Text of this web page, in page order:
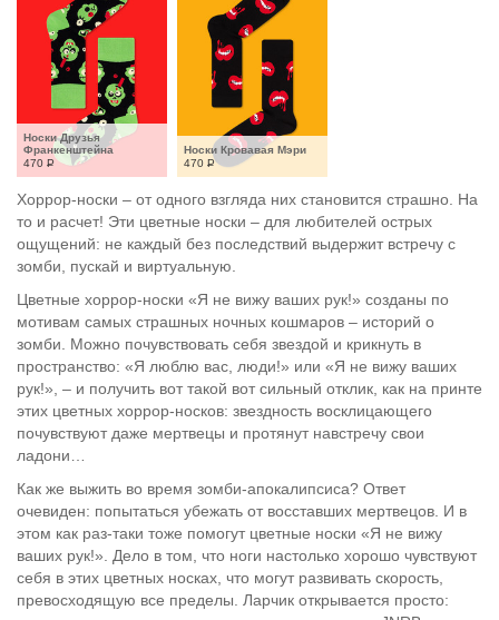
Носки Друзья
Франкенштейна
470 Р
Носки Кровавая Мэри
470 Р
Хоррор-носки – от одного взгляда них становится страшно. На
то и расчет! Эти цветные носки – для любителей острых
ощущений: не каждый без последствий выдержит встречу с
зомби, пускай и виртуальную.
Цветные хоррор-носки «Я не вижу ваших рук!» созданы по
мотивам самых страшных ночных кошмаров – историй о
зомби. Можно почувствовать себя звездой и крикнуть в
пространство: «Я люблю вас, люди!» или «Я не вижу ваших
рук!», – и получить вот такой вот сильный отклик, как на принте
этих цветных хоррор-носков: звездность восклицающего
почувствуют даже мертвецы и протянут навстречу свои
ладони…
Как же выжить во время зомби-апокалипсиса? Ответ
очевиден: попытаться убежать от восставших мертвецов. И в
этом как раз-таки тоже помогут цветные носки «Я не вижу
ваших рук!». Дело в том, что ноги настолько хорошо чувствуют
себя в этих цветных носках, что могут развивать скорость,
превосходящую все пределы. Ларчик открывается просто: